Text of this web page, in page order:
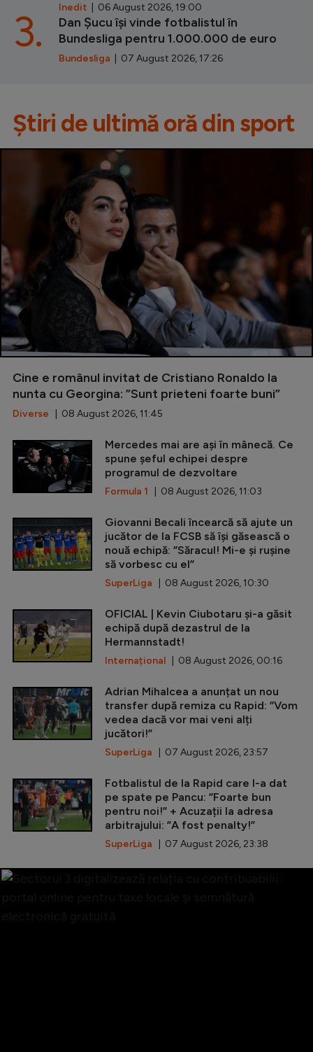
Inedit | 06 August 2026, 19:00
Dan Șucu își vinde fotbalistul în
Bundesliga pentru 1.000.000 de euro
Bundesliga | 07 August 2026, 17:26
3.
Știri de ultimă oră din sport
Cine e românul invitat de Cristiano Ronaldo la
nunta cu Georgina: ”Sunt prieteni foarte buni”
Diverse | 08 August 2026, 11:45
Mercedes mai are ași în mânecă. Ce
spune șeful echipei despre
programul de dezvoltare
Formula 1 | 08 August 2026, 11:03
Giovanni Becali încearcă să ajute un
jucător de la FCSB să își găsească o
nouă echipă: ”Săracul! Mi-e și rușine
să vorbesc cu el”
SuperLiga | 08 August 2026, 10:30
OFICIAL | Kevin Ciubotaru și-a găsit
echipă după dezastrul de la
Hermannstadt!
Internațional | 08 August 2026, 00:16
Adrian Mihalcea a anunțat un nou
transfer după remiza cu Rapid: ”Vom
vedea dacă vor mai veni alți
jucători!”
SuperLiga | 07 August 2026, 23:57
Fotbalistul de la Rapid care l-a dat
pe spate pe Pancu: ”Foarte bun
pentru noi!” + Acuzații la adresa
arbitrajului: ”A fost penalty!”
SuperLiga | 07 August 2026, 23:38